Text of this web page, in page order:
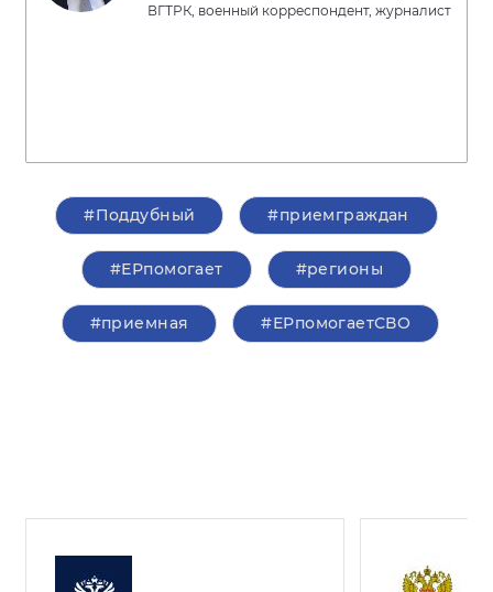
ВГТРК, военный корреспондент, журналист
#Поддубный #приемграждан
#ЕРпомогает #регионы
#приемная #ЕРпомогаетСВО